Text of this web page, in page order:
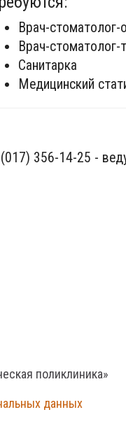
Врач-стоматолог-
Врач-
Санитарка
Медицинский
356-14-25 -
поликлиника»
данных